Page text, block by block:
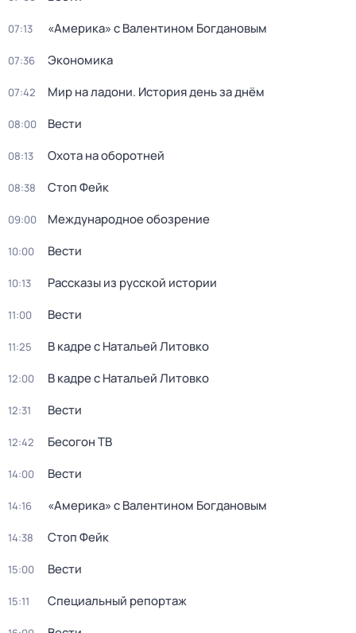
07:13 «Америка» с Валентином Богдановым
07:36 Экономика
07:42 Мир на ладони. История день за днём
08:00 Вести
08:13 Охота на оборотней
08:38 Стоп Фейк
09:00 Международное обозрение
10:00 Вести
10:13 Рассказы из русской истории
11:00 Вести
11:25 В кадре с Натальей Литовко
12:00 В кадре с Натальей Литовко
12:31 Вести
12:42 Бесогон ТВ
14:00 Вести
14:16 «Америка» с Валентином Богдановым
14:38 Стоп Фейк
15:00 Вести
15:11 Специальный репортаж